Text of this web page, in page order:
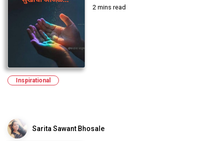
2 mins read
Inspirational
Sarita Sawant Bhosale